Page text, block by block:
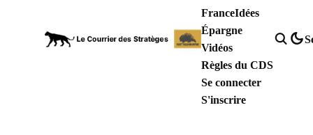
FranceIdées
Épargne
Vidéos
Règles du CDS
Se connecter
S'inscrire